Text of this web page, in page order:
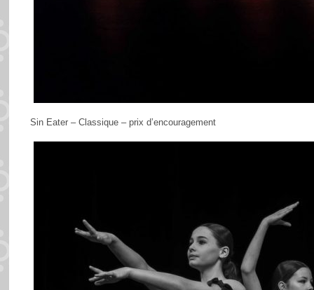
Sin Eater – Classique – prix d’encouragement